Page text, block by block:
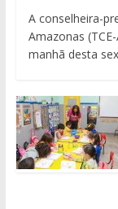
A conselheira-
Amazonas
manhã desta